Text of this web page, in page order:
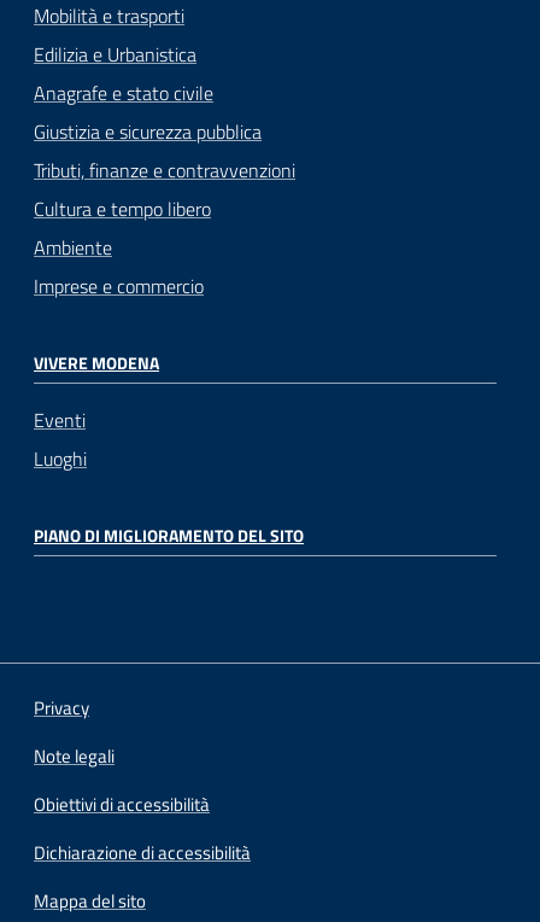
Mobilità e trasporti
Edilizia e Urbanistica
Anagrafe e stato civile
Giustizia e sicurezza pubblica
Tributi, finanze e contravvenzioni
Cultura e tempo libero
Ambiente
Imprese e commercio
VIVERE MODENA
Eventi
Luoghi
PIANO DI MIGLIORAMENTO DEL SITO
Privacy
Note legali
Obiettivi di accessibilità
Dichiarazione di accessibilità
Mappa del sito